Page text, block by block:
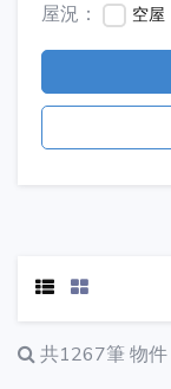
屋況：
空屋
共1267筆 物件